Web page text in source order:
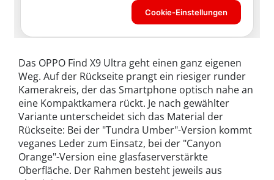
Das OPPO Find X9 Ultra geht einen ganz eigenen
Weg. Auf der Rückseite prangt ein riesiger runder
Kamerakreis, der das Smartphone optisch nahe an
eine Kompaktkamera rückt. Je nach gewählter
Variante unterscheidet sich das Material der
Rückseite: Bei der "Tundra Umber"-Version kommt
veganes Leder zum Einsatz, bei der "Canyon
Orange"-Version eine glasfaserverstärkte
Oberfläche. Der Rahmen besteht jeweils aus